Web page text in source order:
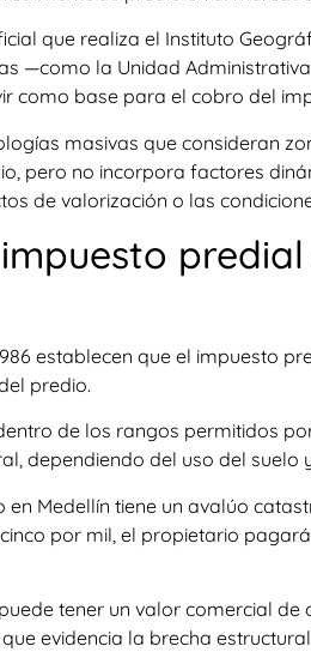
que realiza el Instituto
—como la Unidad
como base para el cobro del
masivas que consideran
pero no incorpora factores
de valorización o las
establecen que el impuesto
predio.
de los rangos permitidos
dependiendo del uso del suelo
Medellín tiene un avalúo
por mil, el propietario
tener un valor comercial de
evidencia la brecha